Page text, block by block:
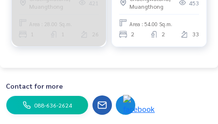
Muangthong
421
Area : 28.00 Sq.m.
1 1 26
Muangthong
453
Area : 54.00 Sq.m.
2 2 33
Contact for more
088-636-2624